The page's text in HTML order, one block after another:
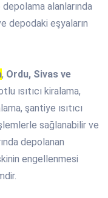
alanlarında
depodaki eşyaların
, Ordu, Sivas ve
ısıtıcı kiralama,
şantiye ısıtıcı
sağlanabilir ve
depolanan
engellenmesi